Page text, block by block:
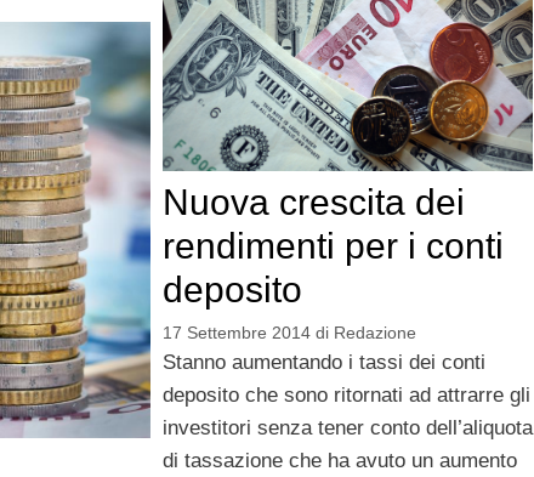
Nuova crescita dei
rendimenti per i conti
deposito
17 Settembre 2014 di Redazione
Stanno aumentando i tassi dei conti
deposito che sono ritornati ad attrarre gli
investitori senza tener conto dell’aliquota
di tassazione che ha avuto un aumento